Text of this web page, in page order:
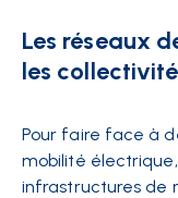
Les réseaux
les
Pour faire face à
mobilité
infrastructures de